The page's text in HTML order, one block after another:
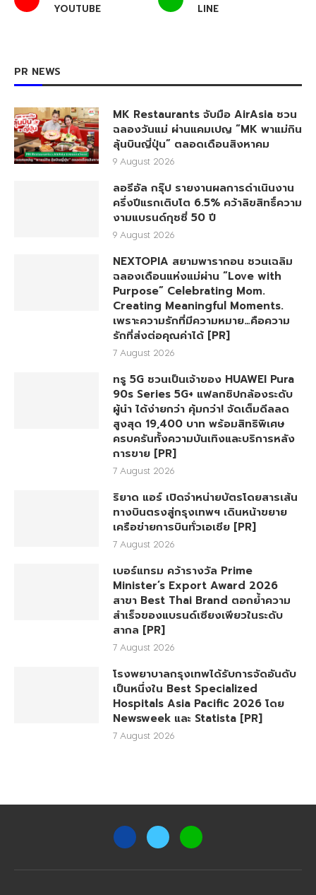
YOUTUBE LINE
PR NEWS
MK Restaurants จับมือ AirAsia ชวน
ฉลองวันแม่ ผ่านแคมเปญ “MK พาแม่กิน
ลุ้นบินญี่ปุ่น” ตลอดเดือนสิงหาคม
9 August 2026
ลอรีอัล กรุ๊ป รายงานผลการดำเนินงาน
ครึ่งปีแรกเติบโต 6.5% คว้าลิขสิทธิ์ความ
งามแบรนด์กุชชี่ 50 ปี
9 August 2026
NEXTOPIA สยามพารากอน ชวนเฉลิม
ฉลองเดือนแห่งแม่ผ่าน “Love with
Purpose” Celebrating Mom.
Creating Meaningful Moments.
เพราะความรักที่มีความหมาย…คือความ
รักที่ส่งต่อคุณค่าได้ [PR]
7 August 2026
ทรู 5G ชวนเป็นเจ้าของ HUAWEI Pura
90s Series 5G+ แฟลกชิปกล้องระดับ
ผู้นำ ได้ง่ายกว่า คุ้มกว่า! จัดเต็มดีลลด
สูงสุด 19,400 บาท พร้อมสิทธิพิเศษ
ครบครันทั้งความบันเทิงและบริการหลัง
การขาย [PR]
7 August 2026
ริยาด แอร์ เปิดจำหน่ายบัตรโดยสารเส้น
ทางบินตรงสู่กรุงเทพฯ เดินหน้าขยาย
เครือข่ายการบินทั่วเอเชีย [PR]
7 August 2026
เบอร์แทรม คว้ารางวัล Prime
Minister’s Export Award 2026
สาขา Best Thai Brand ตอกย้ำความ
สำเร็จของแบรนด์เซียงเพียวในระดับ
สากล [PR]
7 August 2026
โรงพยาบาลกรุงเทพได้รับการจัดอันดับ
เป็นหนึ่งใน Best Specialized
Hospitals Asia Pacific 2026 โดย
Newsweek และ Statista [PR]
7 August 2026